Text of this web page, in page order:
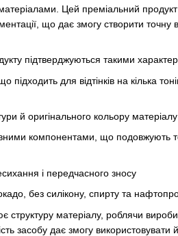
Цей преміальний продукт
що дає змогу створити точну
підтверджуються такими
для відтінків на кілька
й оригінального кольору матеріалу
компонентами, що подовжують
і передчасного зносу
без силікону, спирту та
матеріалу, роблячи
засобу дає змогу використовувати